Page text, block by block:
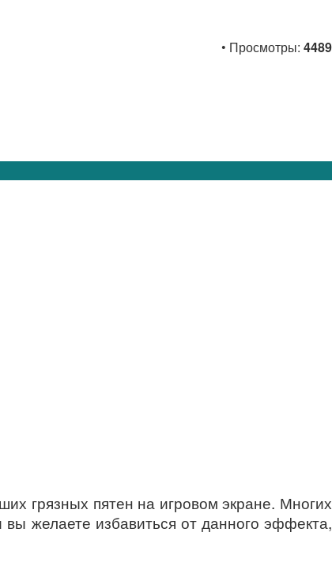
• Просмотры: 4489
грязных пятен на игровом экране. Многих
желаете избавиться от данного эффекта,